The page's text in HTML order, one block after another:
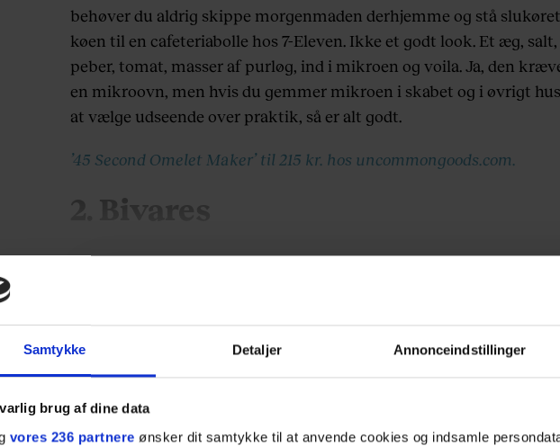
Samtykke Detaljer Annonceindstillinger
brug af dine data
vores 236 partnere ønsker dit samtykke til at anvende cookies og indsamle
behøver du aldrig skippe morgenmaden derhjemme og stå
køen til en cafeteriabolle hos 7-Eleven. Ikke et godt look. Et æg, salt,
peber, tomat, masser af purløg, ind i mikroen og voila. Ja, den
en mikroovn, men hvis du gemmer mikroen i skabet og i øvrigt
at vælge udseende over praktik, så er alt godt.
’45 Second Omelet Maker’ til 215 kr. hos uncommongoods.com.
2. Bivares
Allerede abonnent?Log ind eller Opret Euroman-konto